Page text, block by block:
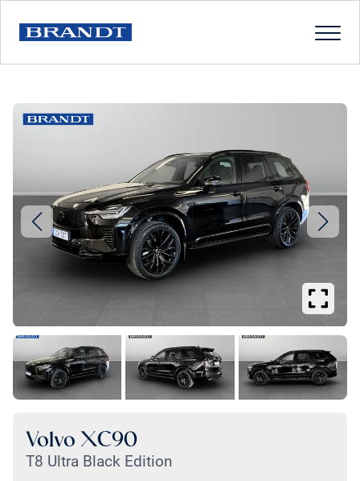
Volvo XC90
T8 Ultra Black Edition
Se
större
bilder